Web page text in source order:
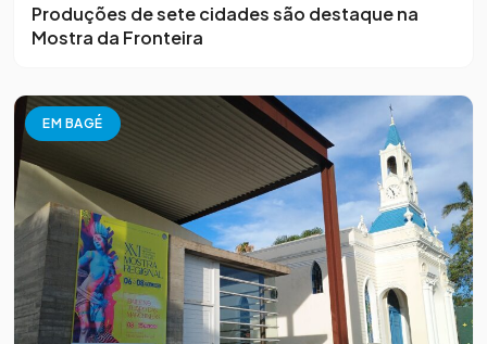
Produções de sete cidades são destaque na
Mostra da Fronteira
EM BAGÉ